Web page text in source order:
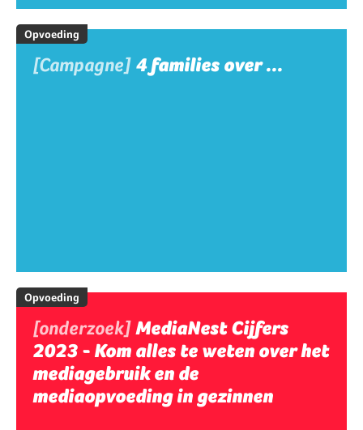
Opvoeding
[Campagne] 4 families over ...
Opvoeding
[onderzoek]MediaNest Cijfers
2023 - Kom alles te weten over het
mediagebruik en de
mediaopvoeding in gezinnen